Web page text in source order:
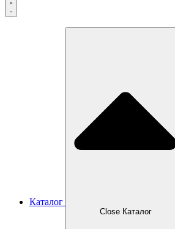
Каталог
Close Каталог